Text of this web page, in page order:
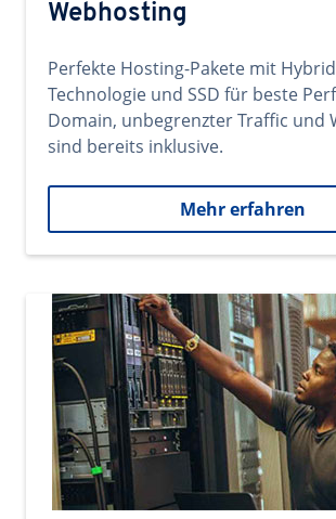
Webhosting
Perfekte Hosting-Pakete mit
Technologie und SSD für beste
Domain, unbegrenzter Traffic und
sind bereits inklusive.
Mehr erfahren